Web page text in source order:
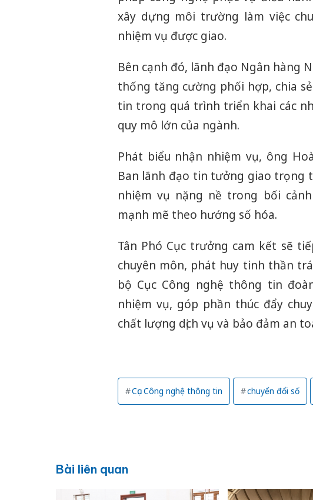
xây dựng môi trường làm việc
nhiệm vụ được giao.
Bên cạnh đó, lãnh đạo Ngân hàng
thống tăng cường phối hợp, chia
tin trong quá trình triển khai các
quy mô lớn của ngành.
Phát biểu nhận nhiệm vụ, ông
Ban lãnh đạo tin tưởng giao trọng
nhiệm vụ nặng nề trong bối
mạnh mẽ theo hướng số hóa.
Tân Phó Cục trưởng cam kết sẽ
chuyên môn, phát huy tinh thần
bộ Cục Công nghệ thông tin
nhiệm vụ, góp phần thúc đẩy
chất lượng dịch vụ và bảo đảm an
Cục Công nghệ thông tin chuyển đổi số
Bài liên quan